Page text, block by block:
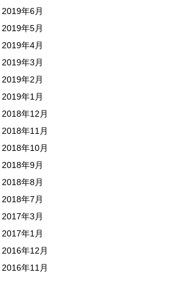
2019年6月
2019年5月
2019年4月
2019年3月
2019年2月
2019年1月
2018年12月
2018年11月
2018年10月
2018年9月
2018年8月
2018年7月
2017年3月
2017年1月
2016年12月
2016年11月